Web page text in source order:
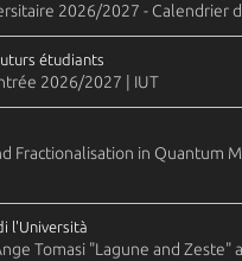
2026/2027 - Calendrier
étudiants
2026/2027 | IUT
Fractionalisation in Quantum
l'Università
Tomasi "Lagune and Zeste"